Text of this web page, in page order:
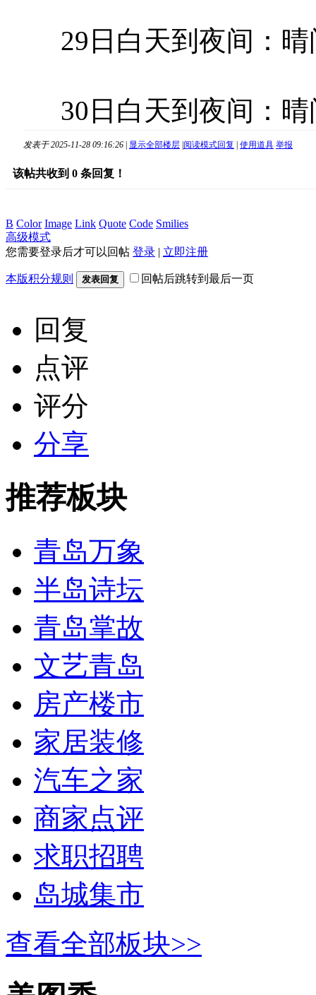
29日白天到夜间：晴
30日白天到夜间：晴
发表于 2025-11-28 09:16:26 | 显示全部楼层 |阅读模式回复 | 使用道具 举报
该帖共收到 0 条回复！
B Color Image Link Quote Code Smilies
高级模式
您需要登录后才可以回帖 登录 | 立即注册
本版积分规则 发表回复 回帖后跳转到最后一页
回复
点评
评分
分享
推荐板块
青岛万象
半岛诗坛
青岛掌故
文艺青岛
房产楼市
家居装修
汽车之家
商家点评
求职招聘
岛城集市
查看全部板块>>